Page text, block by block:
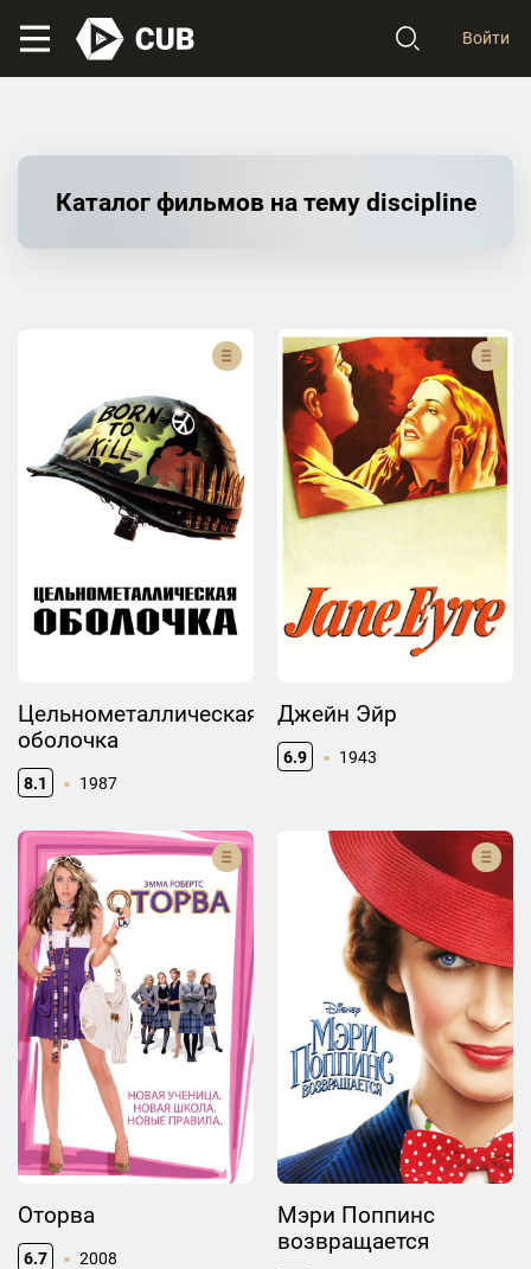
Войти
Каталог фильмов на тему discipline
Цельнометаллическая
оболочка
8.1 1987
Джейн Эйр
6.9 1943
Оторва
6.7 2008
Мэри Поппинс
возвращается